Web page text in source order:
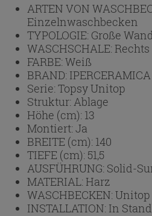
ARTEN VON
Einzelnwaschbecken
TYPOLOGIE: Große
WASCHSCHALE:Rechts
FARBE:Weiß
BRAND: IPERCERAMICA
Serie:Topsy Unitop
Struktur: Ablage
Höhe (cm): 13
Montiert:Ja
BREITE (cm): 140
TIEFE (cm): 51,5
AUSFÜHRUNG: Solid-
MATERIAL:Harz
WASCHBECKEN:
INSTALLATION: In